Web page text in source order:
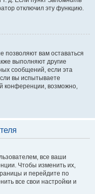
отключил эту функцию.
позволяют вам оставаться
выполняют другие
сообщений, если эта
вы испытываете
конференции, возможно,
все ваши
Чтобы изменить их,
и перейдите по
все свои настройки и